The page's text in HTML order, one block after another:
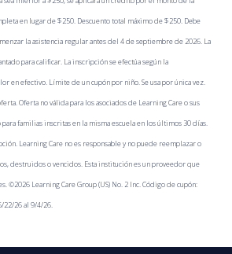
en lugar de $250. Descuento total máximo de $250. Debe
la asistencia regular antes del 4 de septiembre de 2026. La
para calificar. La inscripción se efectúa según la
en efectivo. Límite de un cupón por niño. Se usa por única vez.
Oferta no válida para los asociados de Learning Care o sus
familias inscritas en la misma escuela en los últimos 30 días.
Learning Care no es responsable y no puede reemplazar o
destruidos o vencidos. Esta institución es un proveedor que
©2026 Learning Care Group (US) No. 2 Inc. Código de cupón:
22/26 al 9/4/26.